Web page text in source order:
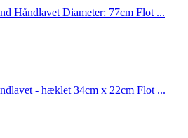
Håndlavet Diameter: 77cm Flot ...
- hæklet 34cm x 22cm Flot ...